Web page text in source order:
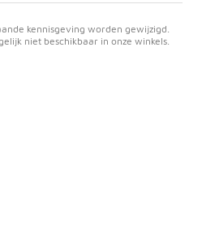
kennisgeving worden gewijzigd.
niet beschikbaar in onze winkels.